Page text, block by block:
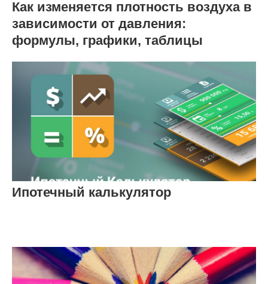
Как изменяется плотность воздуха в
зависимости от давления:
формулы, графики, таблицы
Ипотечный калькулятор